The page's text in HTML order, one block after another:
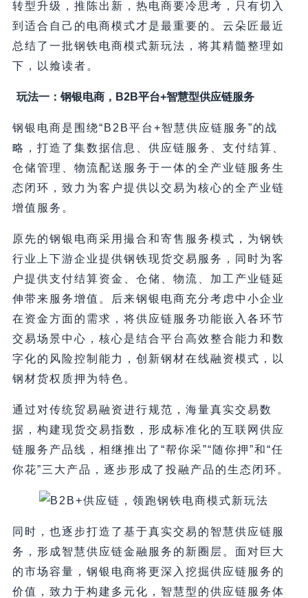
转型升级，推陈出新，热电商要冷思考，只有切入
到适合自己的电商模式才是最重要的。云朵匠最近
总结了一批钢铁电商模式新玩法，将其精髓整理如
下，以飨读者。
玩法一：钢银电商，B2B平台+智慧型供应链服务
钢银电商是围绕“B2B平台+智慧供应链服务”的战
略，打造了集数据信息、供应链服务、支付结算、
仓储管理、物流配送服务于一体的全产业链服务生
态闭环，致力为客户提供以交易为核心的全产业链
增值服务。
原先的钢银电商采用撮合和寄售服务模式，为钢铁
行业上下游企业提供钢铁现货交易服务，同时为客
户提供支付结算资金、仓储、物流、加工产业链延
伸带来服务增值。后来钢银电商充分考虑中小企业
在资金方面的需求，将供应链服务功能嵌入各环节
交易场景中心，核心是结合平台高效整合能力和数
字化的风险控制能力，创新钢材在线融资模式，以
钢材货权质押为特色。
通过对传统贸易融资进行规范，海量真实交易数
据，构建现货交易指数，形成标准化的互联网供应
链服务产品线，相继推出了“帮你采”“随你押”和“任
你花”三大产品，逐步形成了投融产品的生态闭环。
同时，也逐步打造了基于真实交易的智慧供应链服
务，形成智慧供应链金融服务的新圈层。面对巨大
的市场容量，钢银电商将更深入挖掘供应链服务的
价值，致力于构建多元化，智慧型的供应链服务体